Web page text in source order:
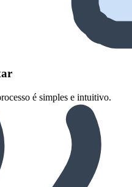
é simples e intuitivo.